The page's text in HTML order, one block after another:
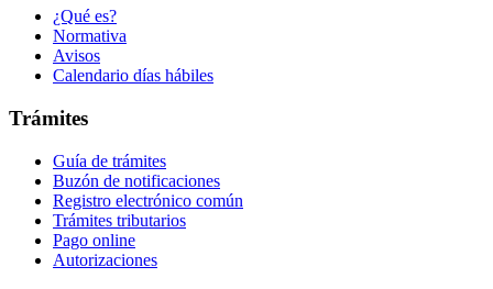
¿Qué es?
Normativa
Avisos
Calendario días hábiles
Trámites
Guía de trámites
Buzón de notificaciones
Registro electrónico común
Trámites tributarios
Pago online
Autorizaciones